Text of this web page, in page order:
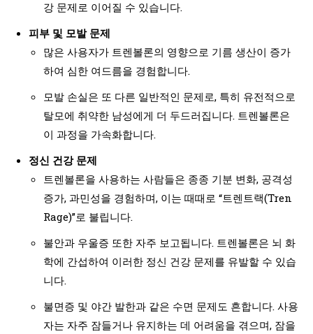
강 문제로 이어질 수 있습니다.
피부 및 모발 문제
많은 사용자가 트렌볼론의 영향으로 기름 생산이 증가
하여 심한 여드름을 경험합니다.
모발 손실은 또 다른 일반적인 문제로, 특히 유전적으로
탈모에 취약한 남성에게 더 두드러집니다. 트렌볼론은
이 과정을 가속화합니다.
정신 건강 문제
트렌볼론을 사용하는 사람들은 종종 기분 변화, 공격성
증가, 과민성을 경험하며, 이는 때때로 “트렌트랙(Tren
Rage)”로 불립니다.
불안과 우울증 또한 자주 보고됩니다. 트렌볼론은 뇌 화
학에 간섭하여 이러한 정신 건강 문제를 유발할 수 있습
니다.
불면증 및 야간 발한과 같은 수면 문제도 흔합니다. 사용
자는 자주 잠들거나 유지하는 데 어려움을 겪으며, 잠을